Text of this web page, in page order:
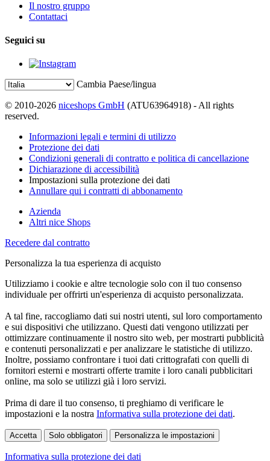
Il nostro gruppo
Contattaci
Seguici su
Cambia Paese/lingua
© 2010-2026 niceshops GmbH (ATU63964918) - All rights
reserved.
Informazioni legali e termini di utilizzo
Protezione dei dati
Condizioni generali di contratto e politica di cancellazione
Dichiarazione di accessibilità
Impostazioni sulla protezione dei dati
Annullare qui i contratti di abbonamento
Azienda
Altri nice Shops
Recedere dal contratto
Personalizza la tua esperienza di acquisto
Utilizziamo i cookie e altre tecnologie solo con il tuo consenso
individuale per offrirti un'esperienza di acquisto personalizzata.
A tal fine, raccogliamo dati sui nostri utenti, sul loro comportamento
e sui dispositivi che utilizzano. Questi dati vengono utilizzati per
ottimizzare continuamente il nostro sito web, per mostrarti pubblicità
e contenuti personalizzati e per analizzare le statistiche di utilizzo.
Inoltre, possiamo confrontare i tuoi dati crittografati con quelli di
fornitori esterni e mostrarti offerte tramite i loro canali pubblicitari
online, ma solo se utilizzi già i loro servizi.
Prima di dare il tuo consenso, ti preghiamo di verificare le
impostazioni e la nostra Informativa sulla protezione dei dati.
Accetta Solo obbligatori Personalizza le impostazioni
Informativa sulla protezione dei dati